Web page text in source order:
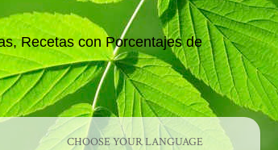
Recetas con Porcentajes de
CHOOSE YOUR LANGUAGE